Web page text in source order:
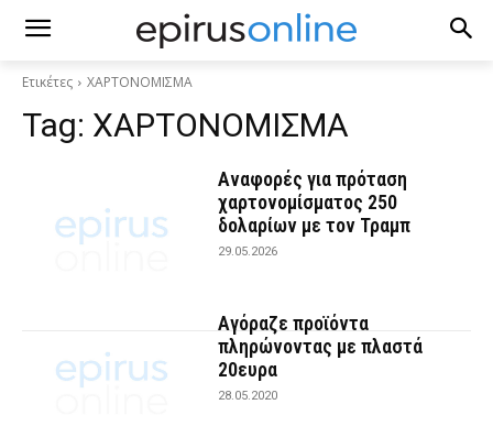
Ετικέτες ΧΑΡΤΟΝΟΜΙΣΜΑ
Tag: ΧΑΡΤΟΝΟΜΙΣΜΑ
Αναφορές για πρόταση
χαρτονομίσματος 250
δολαρίων με τον Τραμπ
29.05.2026
Αγόραζε προϊόντα
πληρώνοντας με πλαστά
20ευρα
28.05.2020